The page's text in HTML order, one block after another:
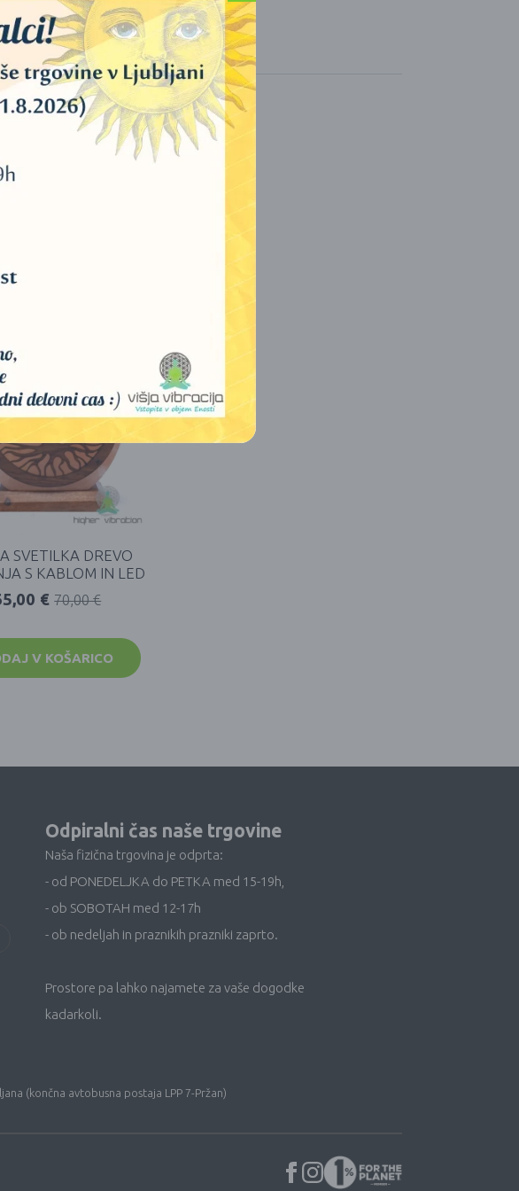
SVETILKA DREVO
S KABLOM IN LED
70,00€
€
V KOŠARICO
Odpiralni čas naše trgovine
Naša fizična trgovina je odprta:
- od PONEDELJKA do PETKA med 15-19h,
- ob SOBOTAH med 12-17h
- ob nedeljah in praznikih prazniki zaprto.
Prostore pa lahko najamete za vaše dogodke
kadarkoli.
(končna avtobusna postaja LPP 7-Pržan)